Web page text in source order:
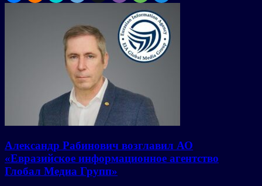
Александр Рабинович возглавил АО
«Евразийское информационное агентство
Глобал Медиа Групп»